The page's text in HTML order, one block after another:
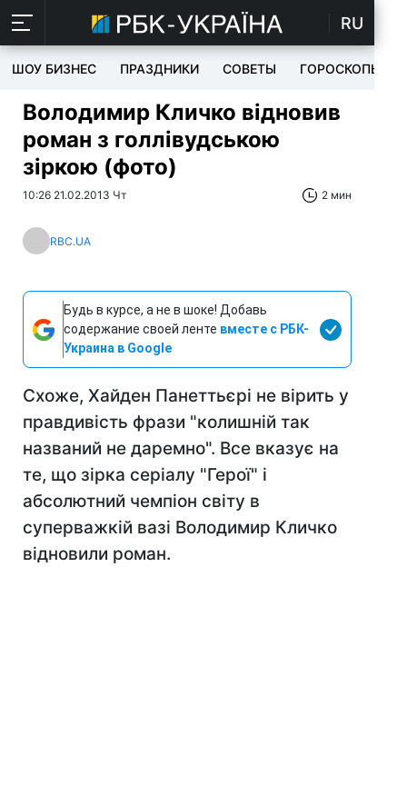
RU
ШОУ БИЗНЕС ПРАЗДНИКИ СОВЕТЫ ГОРОСКОПЫ
Володимир Кличко відновив
роман з голлівудською
зіркою (фото)
10:26 21.02.2013 Чт 2 мин
RBC.UA
Будь в курсе, а не в шоке! Добавь
содержание своей ленте вместе с РБК-
Украина в Google
Схоже, Хайден Панеттьєрі не вірить у
правдивість фрази "колишній так
названий не даремно". Все вказує на
те, що зірка серіалу "Герої" і
абсолютний чемпіон світу в
суперважкій вазі Володимир Кличко
відновили роман.